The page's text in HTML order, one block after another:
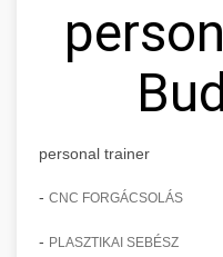
personal trainer
- CNC FORGÁCSOLÁS
- PLASZTIKAI SEBÉSZ